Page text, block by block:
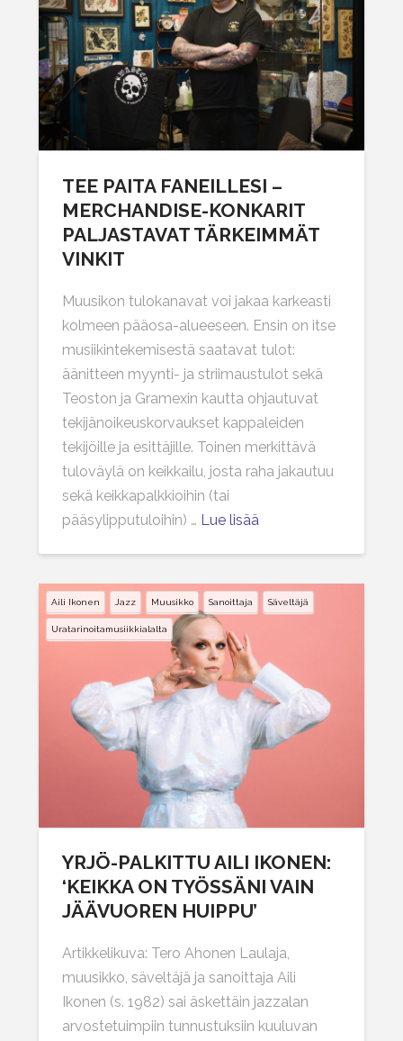
TEE PAITA FANEILLESI –
MERCHANDISE-KONKARIT
PALJASTAVAT TÄRKEIMMÄT
VINKIT
Muusikon tulokanavat voi jakaa karkeasti
kolmeen pääosa-alueeseen. Ensin on itse
musiikintekemisestä saatavat tulot:
äänitteen myynti- ja striimaustulot sekä
Teoston ja Gramexin kautta ohjautuvat
tekijänoikeuskorvaukset kappaleiden
tekijöille ja esittäjille. Toinen merkittävä
tuloväylä on keikkailu, josta raha jakautuu
sekä keikkapalkkioihin (tai
pääsylipputuloihin) … Lue lisää
YRJÖ-PALKITTU AILI IKONEN:
‘KEIKKA ON TYÖSSÄNI VAIN
JÄÄVUOREN HUIPPU’
Artikkelikuva: Tero Ahonen Laulaja,
muusikko, säveltäjä ja sanoittaja Aili
Ikonen (s. 1982) sai äskettäin jazzalan
arvostetuimpiin tunnustuksiin kuuluvan
Aili Ikonen Jazz Muusikko Sanoittaja Säveltäjä
Uratarinoitamusiikkialalta